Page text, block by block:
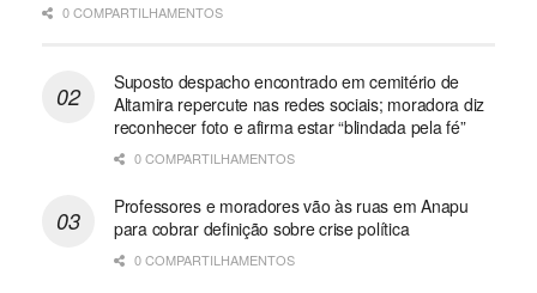
0 COMPARTILHAMENTOS
Suposto despacho encontrado em cemitério de
Altamira repercute nas redes sociais; moradora diz
reconhecer foto e afirma estar “blindada pela fé”
0 COMPARTILHAMENTOS
Professores e moradores vão às ruas em Anapu
para cobrar definição sobre crise política
0 COMPARTILHAMENTOS